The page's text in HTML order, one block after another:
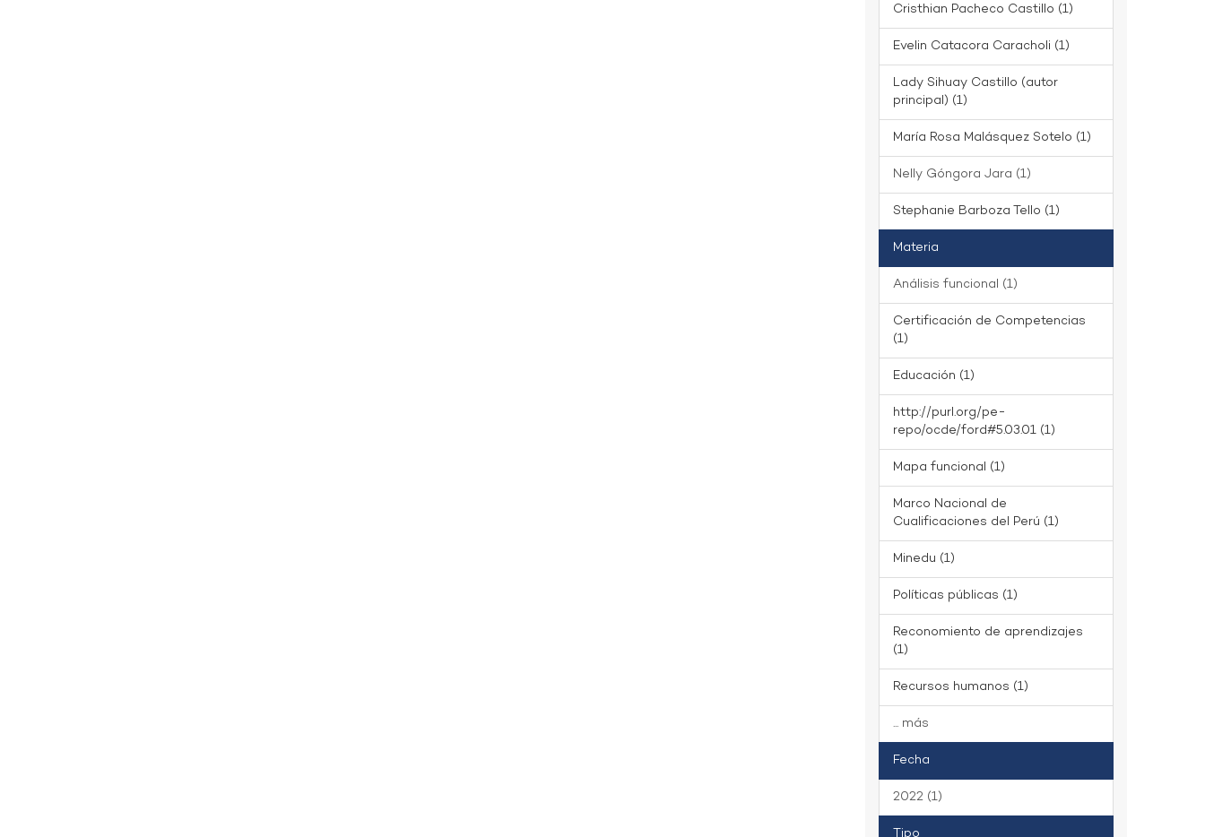
Cristhian Pacheco Castillo (1)
Evelin Catacora Caracholi (1)
Lady Sihuay Castillo (autor
principal) (1)
María Rosa Malásquez Sotelo (1)
Nelly Góngora Jara (1)
Stephanie Barboza Tello (1)
Materia
Análisis funcional (1)
Certificación de Competencias
(1)
Educación (1)
http://purl.org/pe-
repo/ocde/ford#5.03.01 (1)
Mapa funcional (1)
Marco Nacional de
Cualificaciones del Perú (1)
Minedu (1)
Políticas públicas (1)
Reconomiento de aprendizajes
(1)
Recursos humanos (1)
... más
Fecha
2022 (1)